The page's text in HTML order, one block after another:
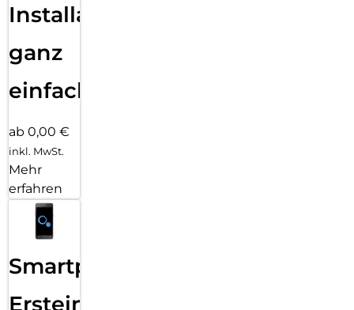
Installation
ganz
einfach
ab 0,00 €
inkl. MwSt.
Mehr
erfahren
Smartphone
Ersteinrichtung